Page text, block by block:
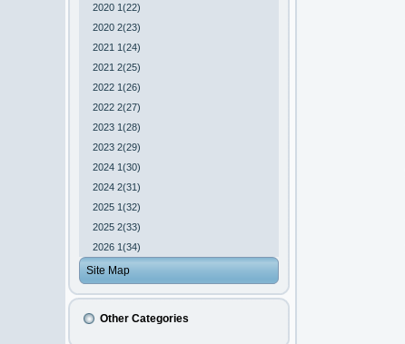
2020 1(22)
2020 2(23)
2021 1(24)
2021 2(25)
2022 1(26)
2022 2(27)
2023 1(28)
2023 2(29)
2024 1(30)
2024 2(31)
2025 1(32)
2025 2(33)
2026 1(34)
Site Map
Other Categories